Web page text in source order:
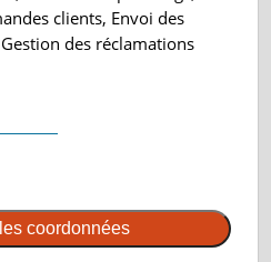
clients, Envoi des
des réclamations
coordonnées